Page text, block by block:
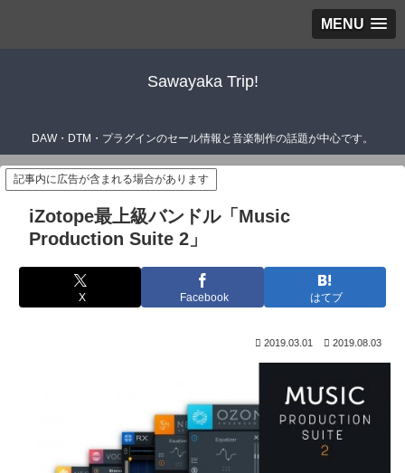
MENU
Sawayaka Trip!
DAW・DTM・プラグインのセール情報と音楽制作の話題が中心です。
記事内に広告が含まれる場合があります
iZotope最上級バンドル「Music
Production Suite 2」
X Facebook はてブ
2019.03.01 2019.08.03